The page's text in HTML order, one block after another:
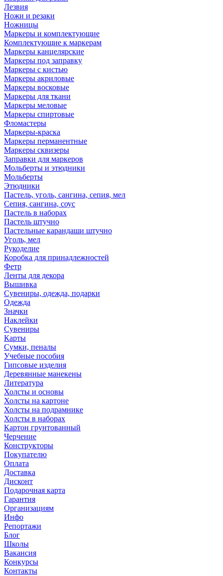
Лезвия
Ножи и резаки
Ножницы
Маркеры и комплектующие
Комплектующие к маркерам
Маркеры канцелярские
Маркеры под заправку
Маркеры с кистью
Маркеры акриловые
Маркеры восковые
Маркеры для ткани
Маркеры меловые
Маркеры спиртовые
Фломастеры
Маркеры-краска
Маркеры перманентные
Маркеры сквизеры
Заправки для маркеров
Мольберты и этюдники
Мольберты
Этюдники
Пастель, уголь, сангина, сепия, мел
Сепия, сангина, соус
Пастель в наборах
Пастель штучно
Пастельные карандаши штучно
Уголь, мел
Рукоделие
Коробка для принадлежностей
Фетр
Ленты для декора
Вышивка
Сувениры, одежда, подарки
Одежда
Значки
Наклейки
Сувениры
Карты
Сумки, пеналы
Учебные пособия
Гипсовые изделия
Деревянные манекены
Литература
Холсты и основы
Холсты на картоне
Холсты на подрамнике
Холсты в наборах
Картон грунтованный
Черчение
Конструкторы
Покупателю
Оплата
Доставка
Дисконт
Подарочная карта
Гарантия
Организациям
Инфо
Репортажи
Блог
Школы
Вакансия
Конкурсы
Контакты